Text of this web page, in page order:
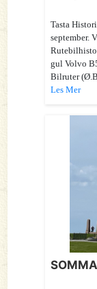
Tasta
september.
gul Volvo
Bilruter
Les Mer